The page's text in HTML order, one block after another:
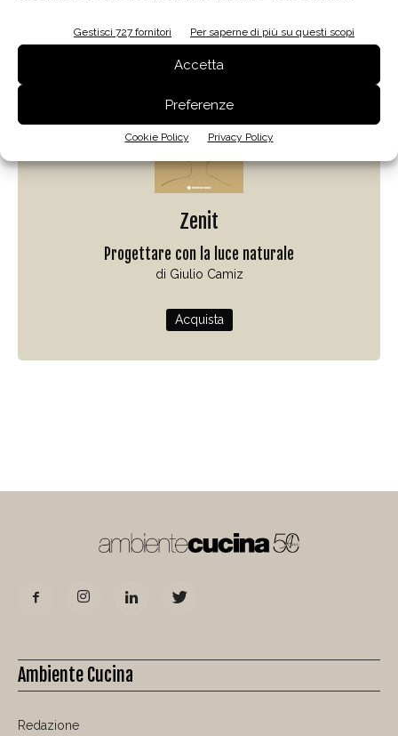
Gestisci 727 fornitori Per saperne di più su questi scopi
Accetta
Preferenze
Cookie Policy Privacy Policy
Zenit
Progettare con la luce naturale
di Giulio Camiz
Acquista
Ambiente Cucina
Redazione